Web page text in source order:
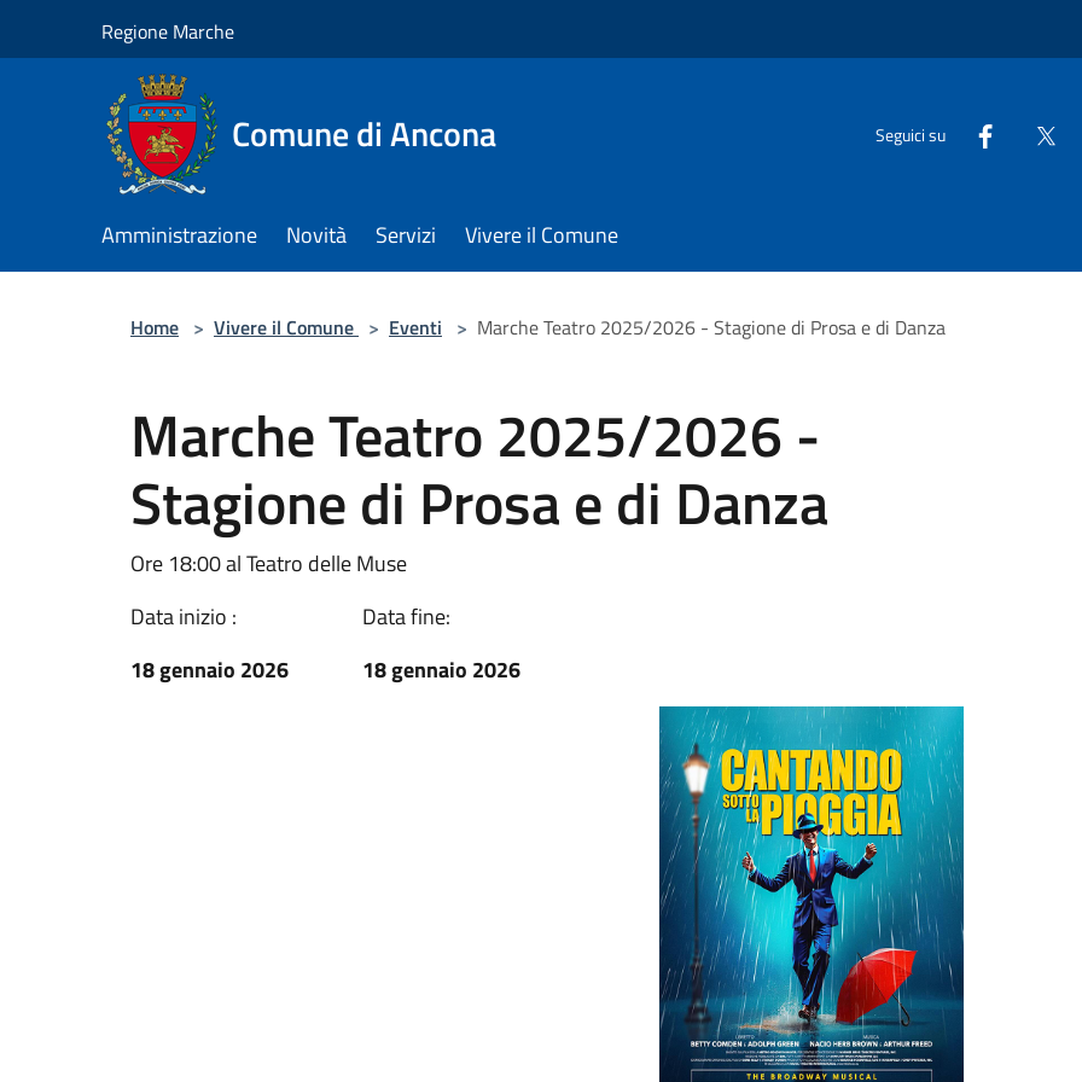
Regione Marche
Comune di Ancona Seguici su
Amministrazione Novità Servizi Vivere il Comune
Home > Vivere il Comune > Eventi > Marche Teatro 2025/2026 - Stagione di Prosa e di Danza
Marche Teatro 2025/2026 -
Stagione di Prosa e di Danza
Ore 18:00 al Teatro delle Muse
Data inizio :
18 gennaio 2026
Data fine:
18 gennaio 2026